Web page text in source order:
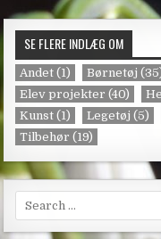
SE FLERE INDLÆG OM
Andet (1) Børnetøj
Elev projekter (40)
Kunst (1) Legetøj (5)
Tilbehør (19)
for: